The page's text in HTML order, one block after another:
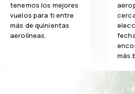
tenemos los mejores
vuelos para ti entre
más de quinientas
aerolíneas.
más